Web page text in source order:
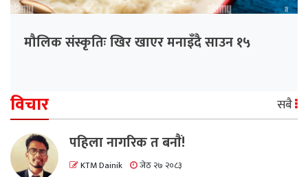
मौलिक संस्कृतिः खिर खाएर मनाइँदै साउन १५
विचार सबै
पहिला नागरिक त बनाैं!
KTM Dainik जेठ २७ २०८३